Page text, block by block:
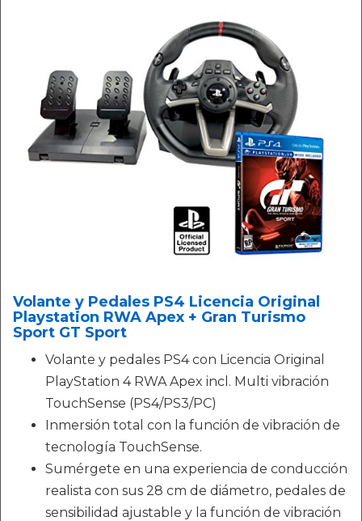
Volante y Pedales PS4 Licencia Original
Playstation RWA Apex + Gran Turismo
Sport GT Sport
Volante y pedales PS4 con Licencia Original
PlayStation 4 RWA Apex incl. Multi vibración
TouchSense (PS4/PS3/PC)
Inmersión total con la función de vibración de
tecnología TouchSense.
Sumérgete en una experiencia de conducción
realista con sus 28 cm de diámetro, pedales de
sensibilidad ajustable y la función de vibración